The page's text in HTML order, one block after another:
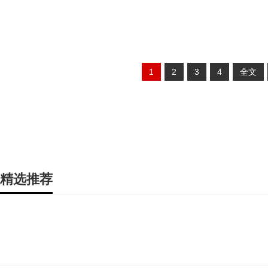
1 2 3 4 全文
精选推荐